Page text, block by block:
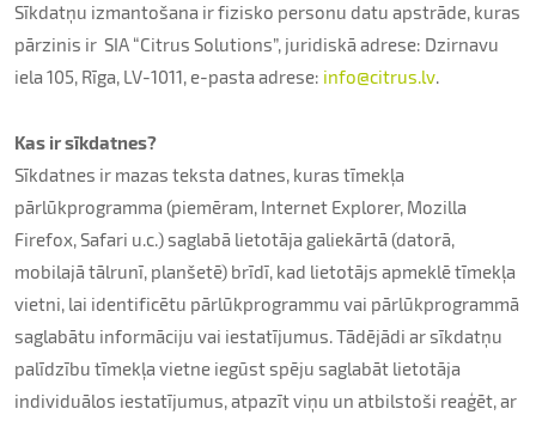
Sīkdatņu izmantošana ir fizisko personu datu apstrāde, kuras
pārzinis ir SIA “Citrus Solutions”, juridiskā adrese: Dzirnavu
iela 105, Rīga, LV-1011, e-pasta adrese: info@citrus.lv.
Kas ir sīkdatnes?
Sīkdatnes ir mazas teksta datnes, kuras tīmekļa
pārlūkprogramma (piemēram, Internet Explorer, Mozilla
Firefox, Safari u.c.) saglabā lietotāja galiekārtā (datorā,
mobilajā tālrunī, planšetē) brīdī, kad lietotājs apmeklē tīmekļa
vietni, lai identificētu pārlūkprogrammu vai pārlūkprogrammā
saglabātu informāciju vai iestatījumus. Tādējādi ar sīkdatņu
palīdzību tīmekļa vietne iegūst spēju saglabāt lietotāja
individuālos iestatījumus, atpazīt viņu un atbilstoši reaģēt, ar